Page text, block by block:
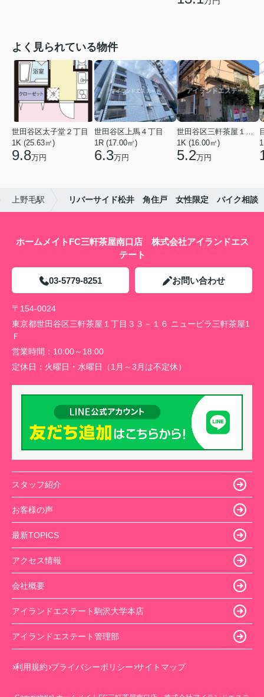
よく見られている物件
世田谷区太子堂２丁目
1K (25.63㎡)
9.8万円
世田谷区上馬４丁目
1R (17.00㎡)
6.3万円
世田谷区三軒茶屋１丁目
1K (16.00㎡)
5.2万円
上野毛駅 リバーサイド松井 角住戸 女性限定 バイク相談
ホームメイトFC三軒茶屋南口店 株式会社アイランドエス
テート
03-5779-8251 お問い合わせ
〒154-0024
東京都世田谷区三軒茶屋１丁目３３－１６ ニュービラ三軒茶屋1
Ｆ
営業時間： 10:00～18:00
定休日： 火曜日・水曜日（1月～3月は不定休）
スタッフ紹介
お客様の声
最新TOPICS
アクセス情報
会社概要
アイランドエステート駒沢大学本店
アイランドエステート管理部
利用規約 プライバシーポリシー サイトマップ